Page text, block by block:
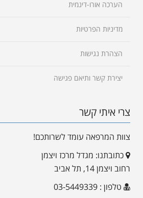
הערכה אורו-דינמית
מדיניות הפרטיות
הצהרת נגישות
יצירת קשר ותיאם פגישה
צרי איתי קשר
צוות המרפאה עומד לשרותכם!
כתובתנו: מגדל מרכז ויצמן
רחוב ויצמן 14, תל אביב
טלפון : 03-5449339